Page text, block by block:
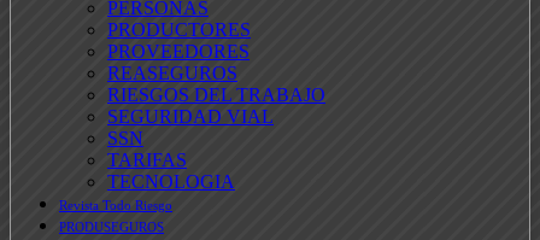
PERSONAS
PRODUCTORES
PROVEEDORES
REASEGUROS
RIESGOS DEL TRABAJO
SEGURIDAD VIAL
SSN
TARIFAS
TECNOLOGIA
Revista Todo Riesgo
PRODUSEGUROS